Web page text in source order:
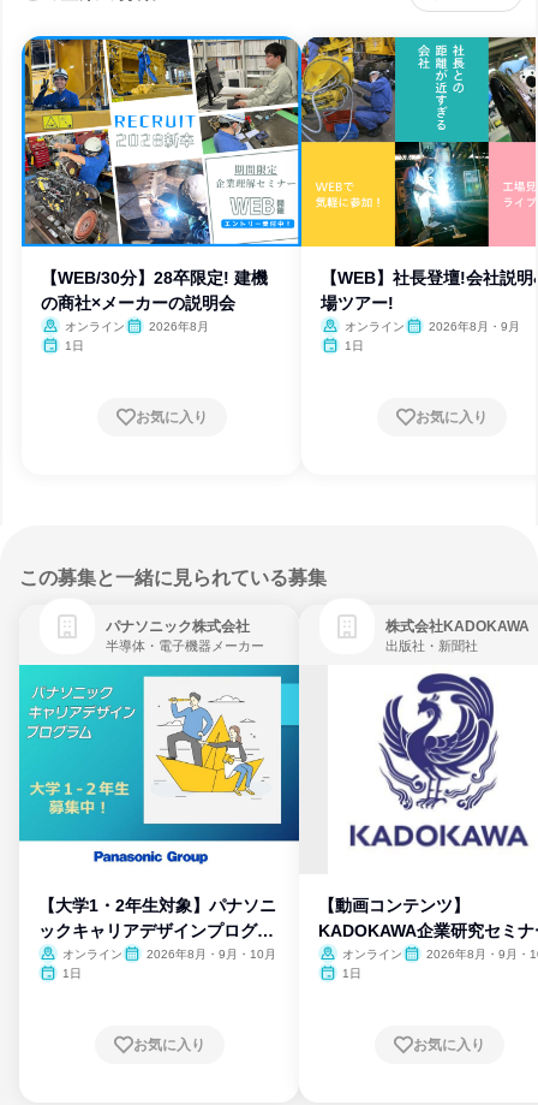
【WEB/30分】28卒限定! 建機
の商社×メーカーの説明会
オンライン
2026年8月
1日
お気に入り
【WEB】社長登壇!会社説
場ツアー!
オンライン
2026年8月・9月
1日
お気に入り
この募集と一緒に見られている募集
パナソニック株式会社
半導体・電子機器メーカー
【大学1・2年生対象】パナソニ
ックキャリアデザインプログラ
ム
オンライン
2026年8月・9月・10月
1日
お気に入り
株式会社KADOKAWA
出版社・新聞社
【動画コンテンツ】
KADOKAWA企業研究セミナ
オンライン
2026年8月・9月・
1日
お気に入り